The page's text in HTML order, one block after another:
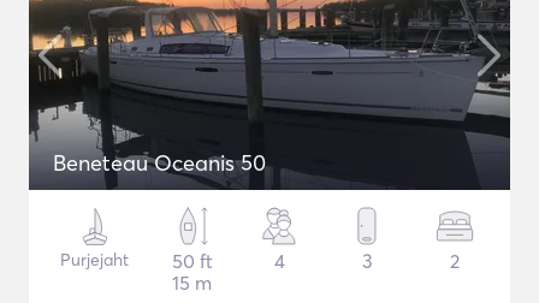
Beneteau Oceanis 50
Purjejaht
50 ft
15 m
4 3 2